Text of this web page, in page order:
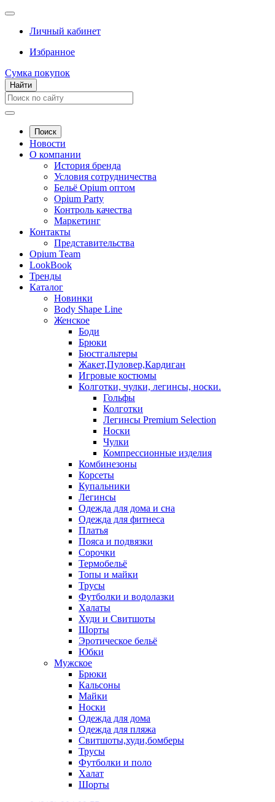
Личный кабинет
Избранное
Сумка покупок
Найти
Поиск
Новости
О компании
История бренда
Условия сотрудничества
Бельё Opium оптом
Opium Party
Контроль качества
Маркетинг
Контакты
Представительства
Opium Team
LookBook
Тренды
Каталог
Новинки
Body Shape Line
Женское
Боди
Брюки
Бюстгальтеры
Жакет,Пуловер,Кардиган
Игровые костюмы
Колготки, чулки, легинсы, носки.
Гольфы
Колготки
Легинсы Premium Selection
Носки
Чулки
Компрессионные изделия
Комбинезоны
Корсеты
Купальники
Легинсы
Одежда для дома и сна
Одежда для фитнеса
Платья
Пояса и подвязки
Сорочки
Термобельё
Топы и майки
Трусы
Футболки и водолазки
Халаты
Худи и Свитшоты
Шорты
Эротическое бельё
Юбки
Мужское
Брюки
Кальсоны
Майки
Носки
Одежда для дома
Одежда для пляжа
Свитшоты,худи,бомберы
Трусы
Футболки и поло
Халат
Шорты